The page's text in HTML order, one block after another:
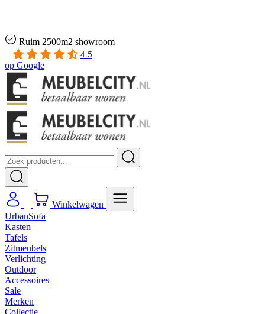
Ruim 2500m2 showroom
4.5
op Google
Winkelwagen
UrbanSofa
Kasten
Tafels
Zitmeubels
Verlichting
Outdoor
Accessoires
Sale
Merken
Collectie